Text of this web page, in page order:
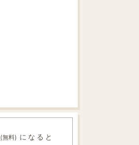
(無料) になると